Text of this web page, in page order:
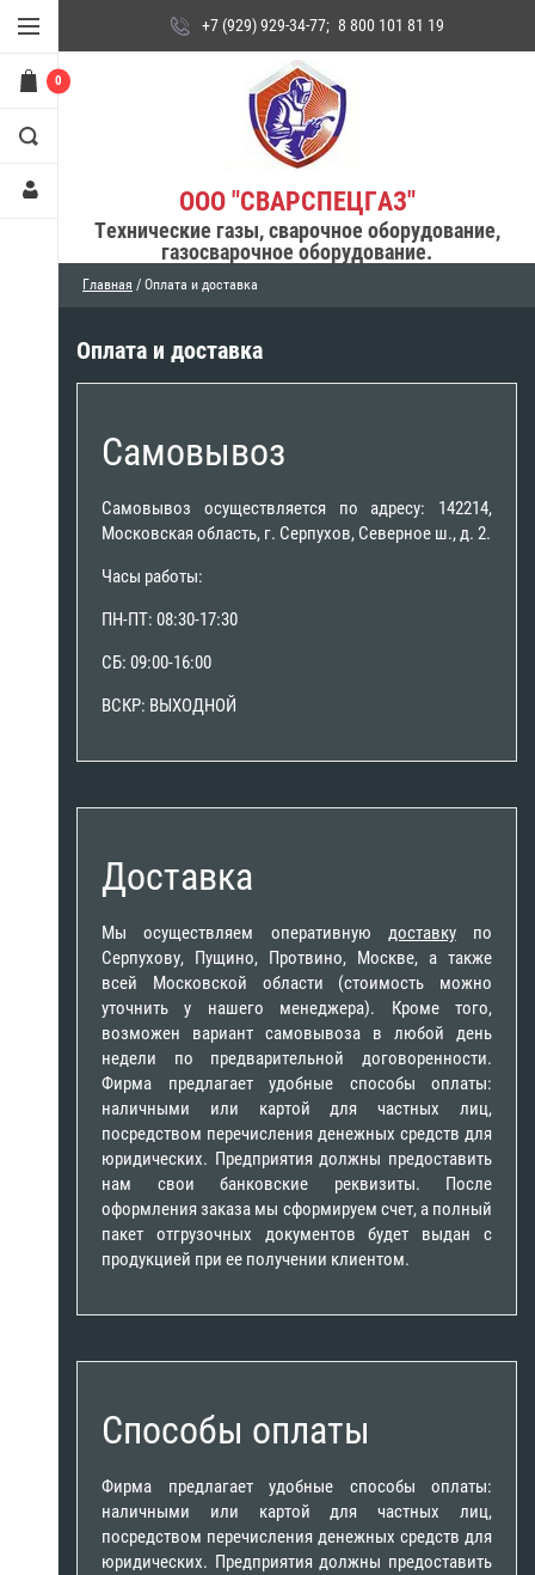
0
+7 (929) 929-34-77; 8 800 101 81 19
ООО "СВАРСПЕЦГАЗ"
Технические газы, сварочное оборудование,
газосварочное оборудование.
Главная / Оплата и доставка
Оплата и доставка
Самовывоз
Самовывоз осуществляется по адресу: 142214,
Московская область, г. Серпухов, Северное ш., д. 2.
Часы работы:
ПН-ПТ: 08:30-17:30
СБ: 09:00-16:00
ВСКР: ВЫХОДНОЙ
Доставка
Мы осуществляем оперативную доставкупо
Серпухову, Пущино, Протвино, Москве, а также
всей Московской области (стоимость можно
уточнить у нашего менеджера). Кроме того,
возможен вариант самовывоза в любой день
недели по предварительной договоренности.
Фирма предлагает удобные способы оплаты:
наличными или картой для частных лиц,
посредством перечисления денежных средств для
юридических. Предприятия должны предоставить
нам свои банковские реквизиты. После
оформления заказа мы сформируем счет, а полный
пакет отгрузочных документов будет выдан с
продукцией при ее получении клиентом.
Способы оплаты
Фирма предлагает удобные способы оплаты:
наличными или картой для частных лиц,
посредством перечисления денежных средств для
юридических. Предприятия должны предоставить